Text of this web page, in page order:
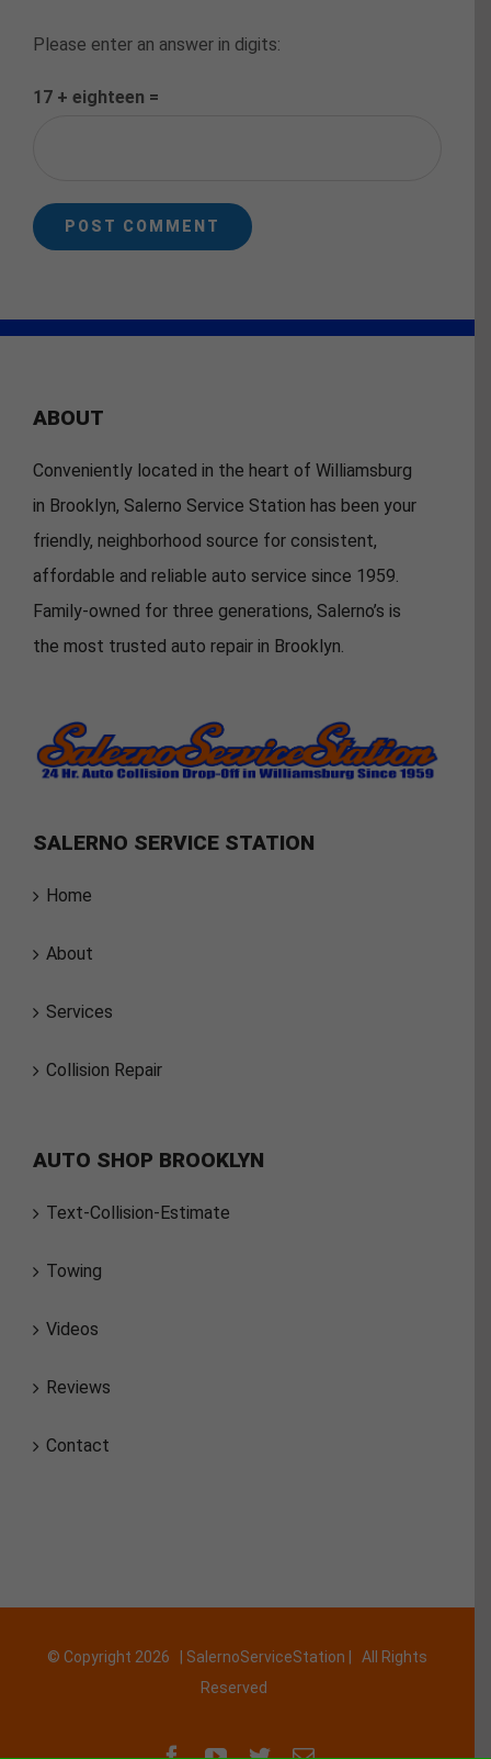
Please enter an answer in digits:
17 + eighteen =
ABOUT
Conveniently located in the heart of Williamsburg
in Brooklyn, Salerno Service Station has been your
friendly, neighborhood source for consistent,
affordable and reliable auto service since 1959.
Family-owned for three generations, Salerno’s is
the most trusted auto repair in Brooklyn.
SALERNO SERVICE STATION
Home
About
Services
Collision Repair
AUTO SHOP BROOKLYN
Text-Collision-Estimate
Towing
Videos
Reviews
Contact
© Copyright 2026 | SalernoServiceStation | All Rights
Reserved